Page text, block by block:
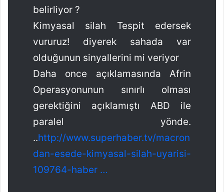
belirliyor ?
Kimyasal silah Tespit edersek
vururuz! diyerek sahada var
olduğunun sinyallerini mi veriyor
Daha once açıklamasında Afrin
Operasyonunun sınırlı olması
gerektiğini açıklamıştı ABD ile
paralel yönde.
..http://www.superhaber.tv/macron
dan-esede-kimyasal-silah-uyarisi-
109764-haber …